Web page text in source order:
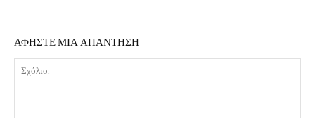
ΑΦΗΣΤΕ ΜΙΑ ΑΠΑΝΤΗΣΗ